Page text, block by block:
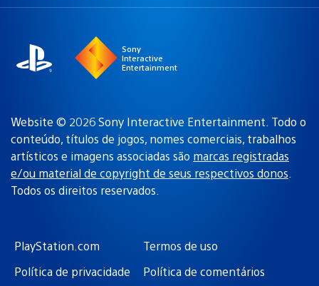
Sony
Interactive
Entertainment
Website © 2026 Sony Interactive Entertainment. Todo o
conteúdo, títulos de jogos, nomes comerciais, trabalhos
artísticos e imagens associadas são marcas registradas
e/ou material de copyright de seus respectivos donos.
Todos os direitos reservados.
PlayStation.com
Termos de uso
Política de privacidade
Política de comentários